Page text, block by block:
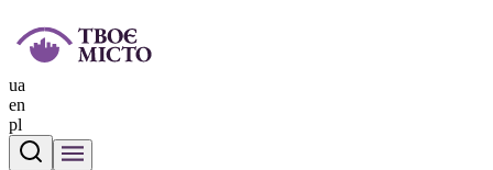
ua
en
pl